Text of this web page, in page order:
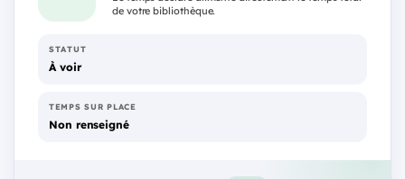
de votre bibliothèque.
STATUT
À voir
TEMPS SUR PLACE
Non renseigné